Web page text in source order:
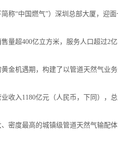
称“中国燃气”）深圳总部大厦，迎
量超400亿立方米，服务人口超过
金机遇期，构建了以管道天然气业
收入1180亿元（人民币，下同），
密度最高的城镇级管道天然气输配